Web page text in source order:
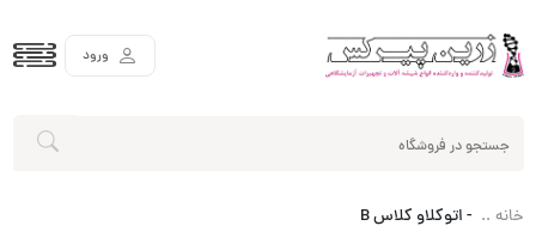
ورود
خانه -اتوکلاو کلاس B